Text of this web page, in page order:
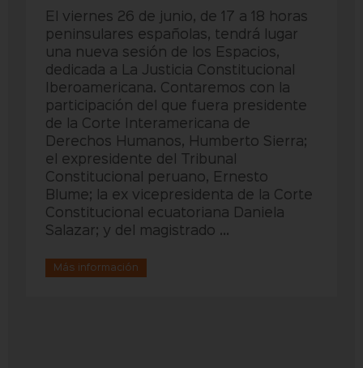
El viernes 26 de junio, de 17 a 18 horas
peninsulares españolas, tendrá lugar
una nueva sesión de los Espacios,
dedicada a La Justicia Constitucional
Iberoamericana. Contaremos con la
participación del que fuera presidente
de la Corte Interamericana de
Derechos Humanos, Humberto Sierra;
el expresidente del Tribunal
Constitucional peruano, Ernesto
Blume; la ex vicepresidenta de la Corte
Constitucional ecuatoriana Daniela
Salazar; y del magistrado ...
Más información